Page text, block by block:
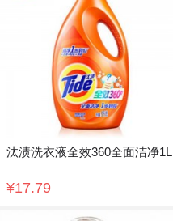
汰渍洗衣液全效360全面洁净1L
¥17.79